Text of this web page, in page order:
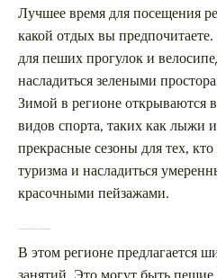
Лучшее время для посещения
какой отдых вы
для пеших прогулок и
насладиться зелеными
Зимой в регионе открываются
видов спорта, таких как лыжи
прекрасные сезоны для тех,
туризма и насладиться
красочными пейзажами.
В этом регионе предлагается